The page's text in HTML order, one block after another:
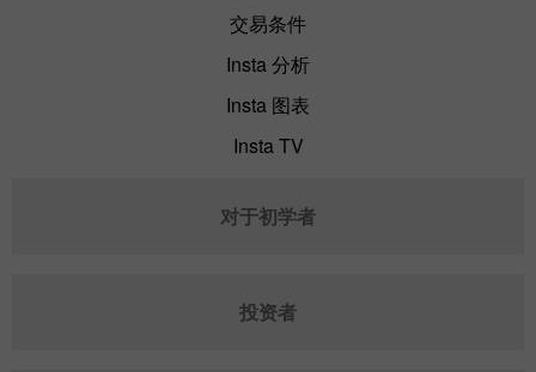
交易条件
Insta 分析
Insta 图表
Insta TV
对于初学者
投资者